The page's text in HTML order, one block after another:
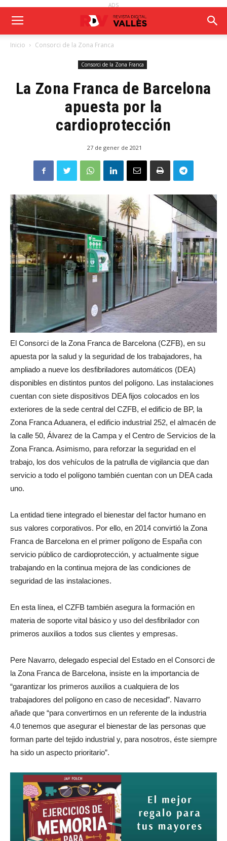
ADS
Inicio Consorci de la Zona Franca
Consorci de la Zona Franca
La Zona Franca de Barcelona
apuesta por la
cardioprotección
27 de gener de 2021
El Consorci de la Zona Franca de Barcelona (CZFB), en su
apuesta por la salud y la seguridad de los trabajadores, ha
ampliado a nueve los desfibriladores automáticos (DEA)
disponibles en distintos puntos del polígono. Las instalaciones
cuentan con siete dispositivos DEA fijos colocados en los
exteriores de la sede central del CZFB, el edificio de BP, la
Zona Franca Aduanera, el edificio industrial 252, el almacén de
la calle 50, Álvarez de la Campa y el Centro de Servicios de la
Zona Franca. Asimismo, para reforzar la seguridad en el
trabajo, los dos vehículos de la patrulla de vigilancia que dan
servicio a todo el polígono también cuentan con un DEA cada
uno.
La entidad tiene integrado el bienestar del factor humano en
sus valores corporativos. Por ello, en 2014 convirtió la Zona
Franca de Barcelona en el primer polígono de España con
servicio público de cardioprotección, y actualmente sigue
trabajando en la continua mejora de las condiciones de
seguridad de las instalaciones.
En esta línea, el CZFB también asegura la formación en
materia de soporte vital básico y uso del desfibrilador con
primeros auxilios a todos sus clientes y empresas.
Pere Navarro, delegado especial del Estado en el Consorci de
la Zona Franca de Barcelona, insiste en la importancia de
“garantizar los primeros auxilios a cualquiera de los
trabajadores del polígono en caso de necesidad”. Navarro
añade que “para convertirnos en un referente de la industria
4.0 tenemos que asegurar el bienestar de las personas que
forman parte del tejido industrial y, para nosotros, éste siempre
ha sido un aspecto prioritario”.